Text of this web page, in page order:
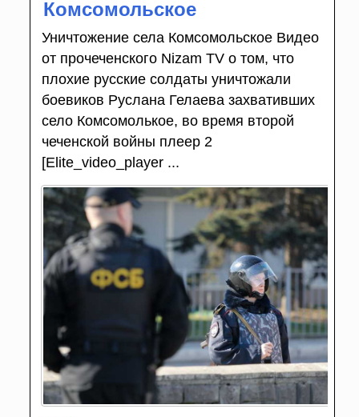
Комсомольское
Уничтожение села Комсомольское Видео
от прочеченского Nizam TV о том, что
плохие русские солдаты уничтожали
боевиков Руслана Гелаева захвативших
село Комсомолькое, во время второй
чеченской войны плеер 2
[Elite_video_player ...